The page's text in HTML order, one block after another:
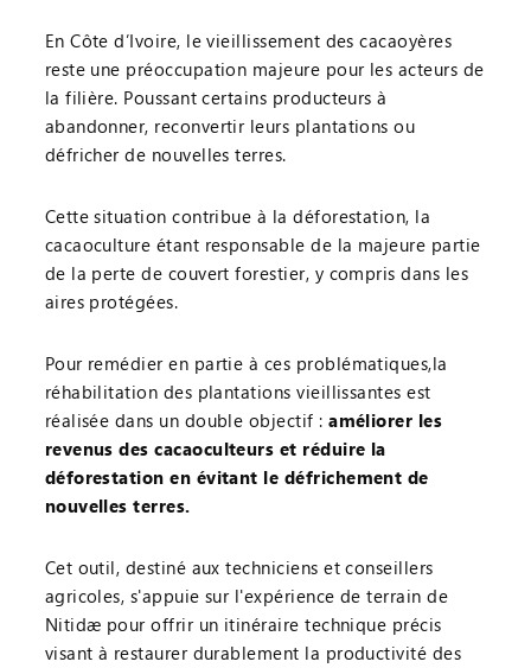
En Côte d’Ivoire, le vieillissement des cacaoyères
reste une préoccupation majeure pour les acteurs de
la filière. Poussant certains producteurs à
abandonner, reconvertir leurs plantations ou
défricher de nouvelles terres.
Cette situation contribue à la déforestation, la
cacaoculture étant responsable de la majeure partie
de la perte de couvert forestier, y compris dans les
aires protégées.
Pour remédier en partie à ces problématiques,la
réhabilitation des plantations vieillissantes est
réalisée dans un double objectif :améliorer les
revenus des cacaoculteurs et réduire la
déforestation en évitant le défrichement de
nouvelles terres.
Cet outil, destiné aux techniciens et conseillers
agricoles, s'appuie sur l'expérience de terrain de
Nitidæ pour offrir un itinéraire technique précis
visant à restaurer durablement la productivité des